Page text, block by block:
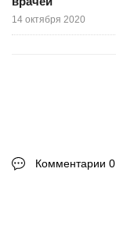
14 октября 2020
Комментарии 0